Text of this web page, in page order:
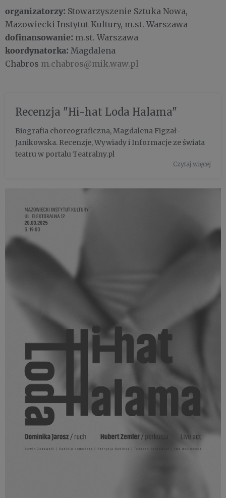
organizatorzy: Stowarzyszenie Sztuka Nowa,
Mazowiecki Instytut Kultury, m.st. Warszawa
dofinansowanie: m.st. Warszawa
koordynatorka: Magdalena
Chabros m.chabros@mik.waw.pl
Recenzja "Hi-hat Loda Halama"
Biografia choreograficzna, Magdalena Figzał-
Janikowska. Recenzje, Wywiady i Informacje ze świata
teatru w portalu Teatralny.pl
Czytaj więcej